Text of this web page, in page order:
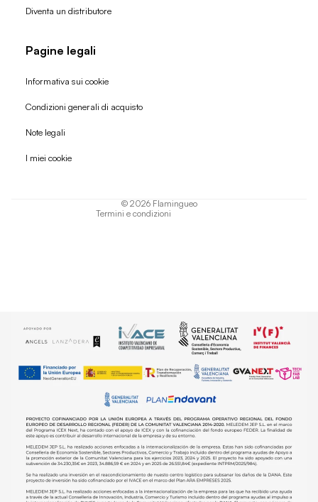
Diventa un distributore
Pagine legali
Informativa sui cookie
Condizioni generali di acquisto
Note legali
I miei cookie
© 2026 Flamingueo
Termini e condizioni
Politica di rimborso